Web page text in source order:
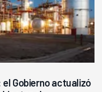
Gobierno actualizó